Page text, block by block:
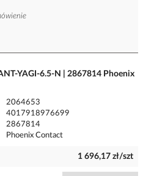
YAGI-6.5-N | 2867814 Phoenix
2064653
4017918976699
2867814
Phoenix Contact
1 696,17 zł/szt